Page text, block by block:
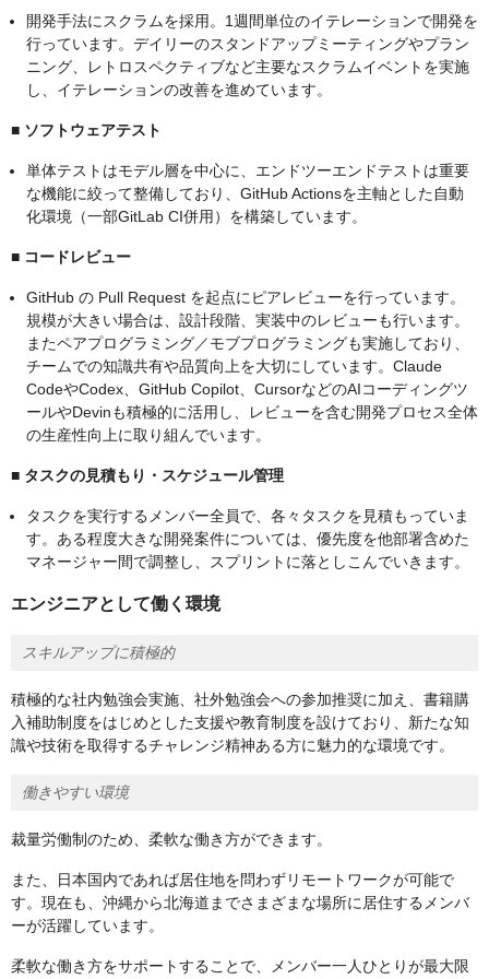
開発手法にスクラムを採用。1週間単位のイテレーションで開発を
行っています。デイリーのスタンドアップミーティングやプラン
ニング、レトロスペクティブなど主要なスクラムイベントを実施
し、イテレーションの改善を進めています。
■ ソフトウェアテスト
単体テストはモデル層を中心に、エンドツーエンドテストは重要
な機能に絞って整備しており、GitHub Actionsを主軸とした自動
化環境（一部GitLab CI併用）を構築しています。
■ コードレビュー
GitHub の Pull Request を起点にピアレビューを行っています。
規模が大きい場合は、設計段階、実装中のレビューも行います。
またペアプログラミング／モブプログラミングも実施しており、
チームでの知識共有や品質向上を大切にしています。Claude
CodeやCodex、GitHub Copilot、CursorなどのAIコーディングツ
ールやDevinも積極的に活用し、レビューを含む開発プロセス全体
の生産性向上に取り組んでいます。
■ タスクの見積もり・スケジュール管理
タスクを実行するメンバー全員で、各々タスクを見積もっていま
す。ある程度大きな開発案件については、優先度を他部署含めた
マネージャー間で調整し、スプリントに落としこんでいきます。
エンジニアとして働く環境
スキルアップに積極的
積極的な社内勉強会実施、社外勉強会への参加推奨に加え、書籍購
入補助制度をはじめとした支援や教育制度を設けており、新たな知
識や技術を取得するチャレンジ精神ある方に魅力的な環境です。
働きやすい環境
裁量労働制のため、柔軟な働き方ができます。
また、日本国内であれば居住地を問わずリモートワークが可能で
す。現在も、沖縄から北海道までさまざまな場所に居住するメンバ
ーが活躍しています。
柔軟な働き方をサポートすることで、メンバー一人ひとりが最大限